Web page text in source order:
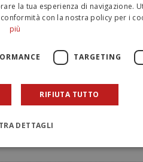
la tua esperienza di navigazione.
con la nostra policy per i
più
TARGETING
RIFIUTA TUTTO
DETTAGLI